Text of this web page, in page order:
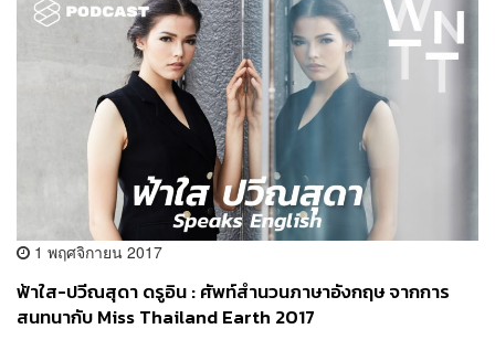
1 พฤศจิกายน 2017
ฟ้าใส-ปวีณสุดา ดรูอิน : ศัพท์สำนวนภาษาอังกฤษ จากการ
สนทนากับ Miss Thailand Earth 2017